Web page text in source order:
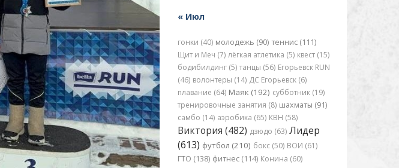
« Июл
гонки (40) молодежь (90) теннис (111)
Щит и Меч (7) лёгкая атлетика (5) квест (15)
бодибилдинг (5) танцы (56) Егорьевск RUN
(46) волонтеры (14) ДС Егорьевск (6)
плавание (64) Маяк (192) субботник (19)
тренировочные занятия (8) шахматы (91)
самбо (14) аэробика (65) КВН (58)
Виктория (482) дзюдо (63) Лидер
(613) футбол (210) бокс (50) ВОИ (61)
ГТО (138) фитнес (114) Конина (60)